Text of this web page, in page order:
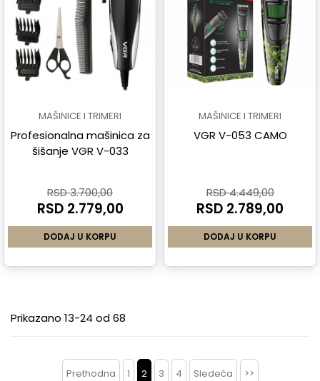
MAŠINICE I TRIMERI
Profesionalna mašinica za
šišanje VGR V-033
RSD 3.700,00
RSD 2.779,00
DODAJ U KORPU
MAŠINICE I TRIMERI
VGR V-053 CAMO
RSD 4.449,00
RSD 2.789,00
DODAJ U KORPU
Prikazano 13-24 od 68
Prethodna 1 2 3 4 Sledeća >>